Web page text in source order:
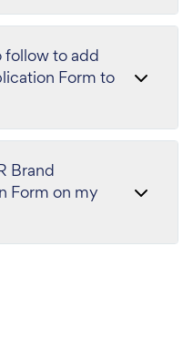
follow to add
Form to
Brand
Form on my